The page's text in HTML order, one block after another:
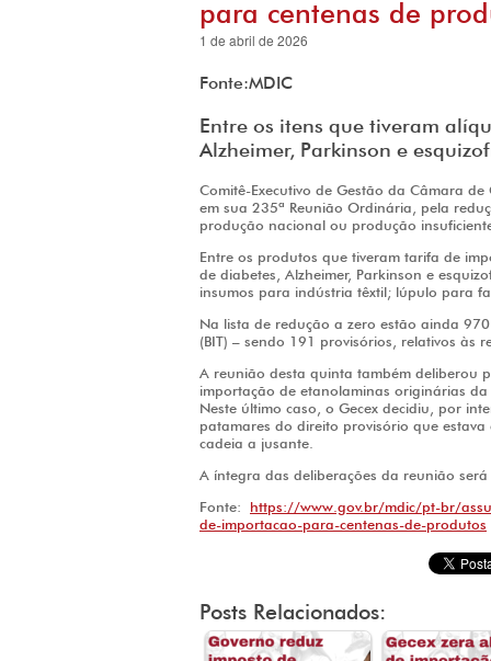
para centenas de
1 de abril de 2026
Fonte:MDIC
Entre os itens que tiveram
Alzheimer, Parkinson e
Comitê-Executivo de Gestão da Câmara
em sua 235ª Reunião Ordinária, pela
produção nacional ou produção
Entre os produtos que tiveram tarifa de
de diabetes, Alzheimer, Parkinson e
insumos para indústria têxtil; lúpulo para
Na lista de redução a zero estão ainda 970
(BIT) – sendo 191 provisórios, relativos às
A reunião desta quinta também deliberou
importação de etanolaminas originárias
Neste último caso, o Gecex decidiu, por
patamares do direito provisório que
cadeia a jusante.
A íntegra das deliberações da reunião
Fonte: https://www.gov.br/mdic/pt-br/
de-importacao-para-centenas-de-produtos
Posts Relacionados: